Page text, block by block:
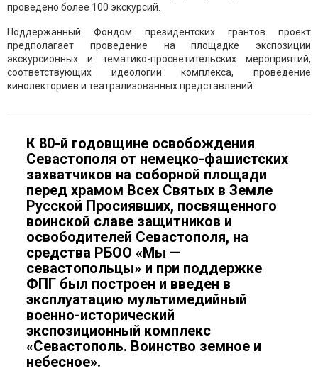
проведено более 100 экскурсий.
Поддержанный Фондом президентских грантов проект
предполагает проведение на площадке экспозиции
экскурсионных и тематико-просветительских мероприятий,
соответствующих идеологии комплекса, проведение
кинолекториев и театрализованных представлений.
К 80-й годовщине освобождения
Севастополя от немецко-фашистских
захватчиков на соборной площади
перед храмом Всех Святых в Земле
Русской Просиявших, посвященного
воинской славе защитников и
освободителей Севастополя, на
средства РБОО «Мы —
севастопольцы» и при поддержке
ФПГ был построен и введен в
эксплуатацию мультимедийный
военно-исторический
экспозиционный комплекс
«Севастополь. Воинство земное и
небесное».